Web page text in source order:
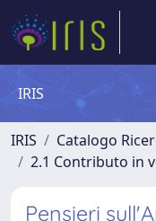
IRIS
IRIS Catalogo
2.1 Contributo in
Pensieri